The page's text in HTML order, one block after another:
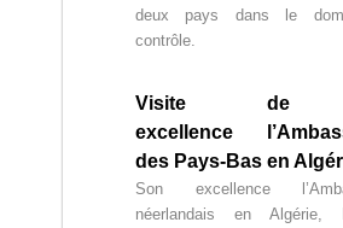
r
e
e
t
deux pays dans le
contrôle.
Visite de
excellence
des Pays-Bas en
Son excellence
néerlandais en Algérie,